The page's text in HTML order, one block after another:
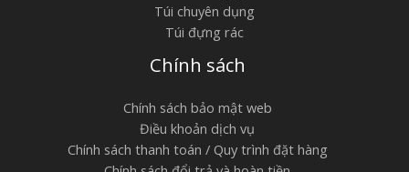
Túi chuyên dụng
Túi đựng rác
Chính sách
Chính sách bảo mật web
Điều khoản dịch vụ
Chính sách thanh toán / Quy trình đặt hàng